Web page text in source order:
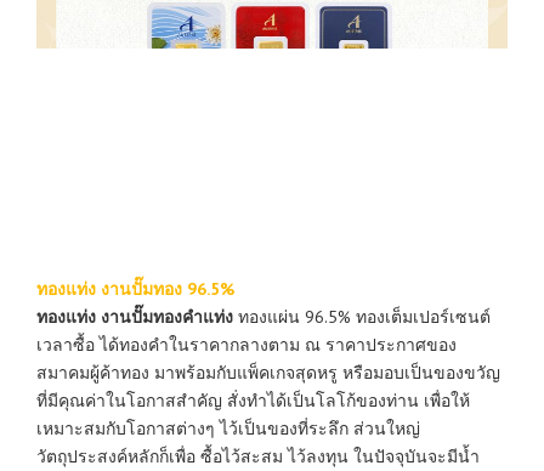
ทองแท่ง งานปั๊มทอง 96.5%
ทองแท่ง งานปั๊มทองคำแท่ง ทองแผ่น 96.5% ทองเต็มเปอร์เซนต์
เวลาซื้อ ได้ทองคำในราคากลางตาม ณ ราคาประกาศของ
สมาคมผู้ค้าทอง มาพร้อมกับแพ็คเกจสุดหรู หรือมอบเป็นของขวัญ
ที่มีคุณค่าในโอกาสสำคัญ สั่งทำได้เป็นโลโก้ของท่าน เพื่อให้
เหมาะสมกับโอกาสต่างๆ ไว้เป็นของที่ระลึก ส่วนใหญ่
วัตถุประสงค์หลักก็เพื่อ ซื้อไว้สะสม ไว้ลงทุน ในปัจจุบันจะมีน้ำ